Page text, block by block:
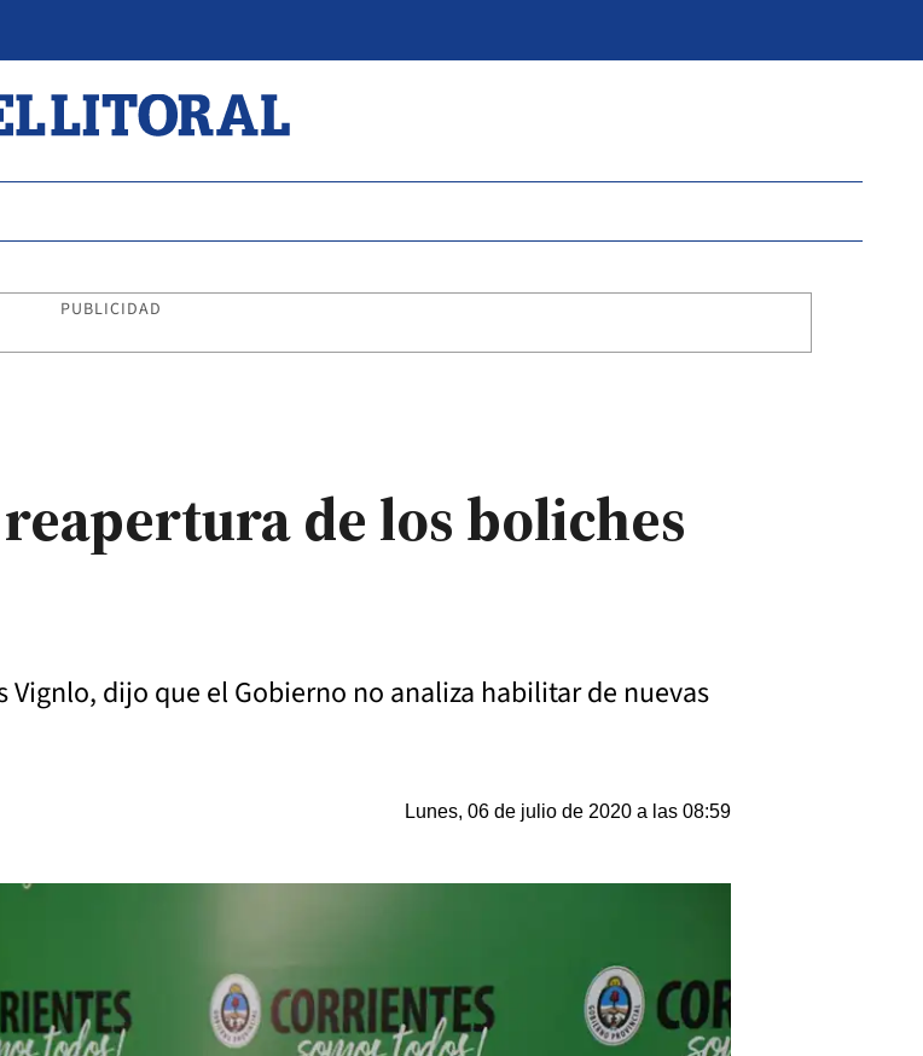
PUBLICIDAD
de los boliches
dijo que el Gobierno no analiza habilitar de nuevas
Lunes, 06 de julio de 2020 a las 08:59